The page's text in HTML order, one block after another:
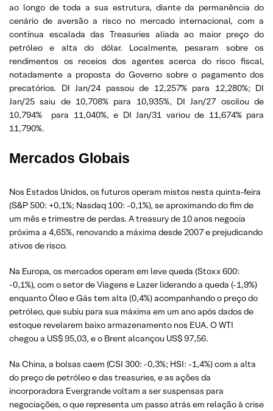
ao longo de toda a sua estrutura, diante da permanência do
cenário de aversão a risco no mercado internacional, com a
contínua escalada das Treasuries aliada ao maior preço do
petróleo e alta do dólar. Localmente, pesaram sobre os
rendimentos os receios dos agentes acerca do risco fiscal,
notadamente a proposta do Governo sobre o pagamento dos
precatórios. DI Jan/24 passou de 12,257% para 12,280%; DI
Jan/25 saiu de 10,708% para 10,935%, DI Jan/27 oscilou de
10,794% para 11,040%, e DI Jan/31 variou de 11,674% para
11,790%.
Mercados Globais
Nos Estados Unidos, os futuros operam mistos nesta quinta-feira
(S&P 500: +0,1%; Nasdaq 100: -0,1%), se aproximando do fim de
um mês e trimestre de perdas. A treasury de 10 anos negocia
próxima a 4,65%, renovando a máxima desde 2007 e prejudicando
ativos de risco.
Na Europa, os mercados operam em leve queda (Stoxx 600:
-0,1%), com o setor de Viagens e Lazer liderando a queda (-1,9%)
enquanto Óleo e Gás tem alta (0,4%) acompanhando o preço do
petróleo, que subiu para sua máxima em um ano após dados de
estoque revelarem baixo armazenamento nos EUA. O WTI
chegou a US$ 95,03, e o Brent alcançou US$ 97,56.
Na China, a bolsas caem (CSI 300: -0,3%; HSI: -1,4%) com a alta
do preço de petróleo e das treasuries, e as ações da
incorporadora Evergrande voltam a ser suspensas para
negociações, o que representa um passo atrás em relação à crise